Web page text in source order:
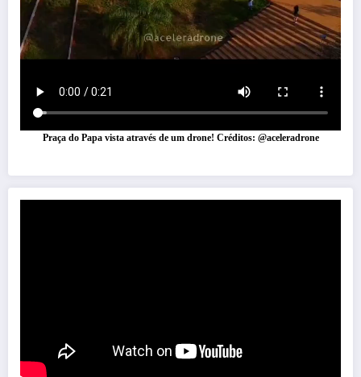
Praça do Papa vista através de um drone! Créditos: @aceleradrone